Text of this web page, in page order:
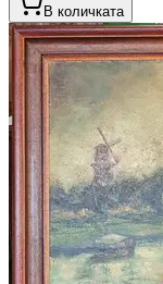
В количката